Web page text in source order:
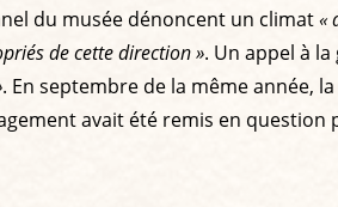
du musée dénoncent un climat«
de cette direction ». Un appel à
. En septembre de la même année,
avait été remis en question